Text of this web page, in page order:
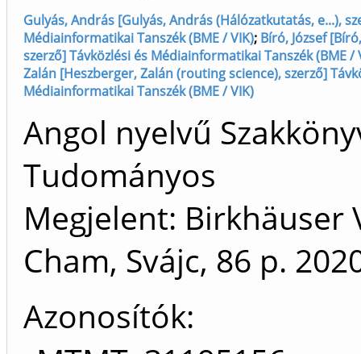
Gulyás, András [Gulyás, András (Hálózatkutatás, e...),
Médiainformatikai Tanszék (BME / VIK); Bíró, József
szerző] Távközlési és Médiainformatikai Tanszék (BME /
Zalán [Heszberger, Zalán (routing science), szerző]
Médiainformatikai Tanszék (BME / VIK)
Angol nyelvű
Tudományos
Megjelent: Birkhäuser
Cham, Svájc, 86 p.
Azonosítók